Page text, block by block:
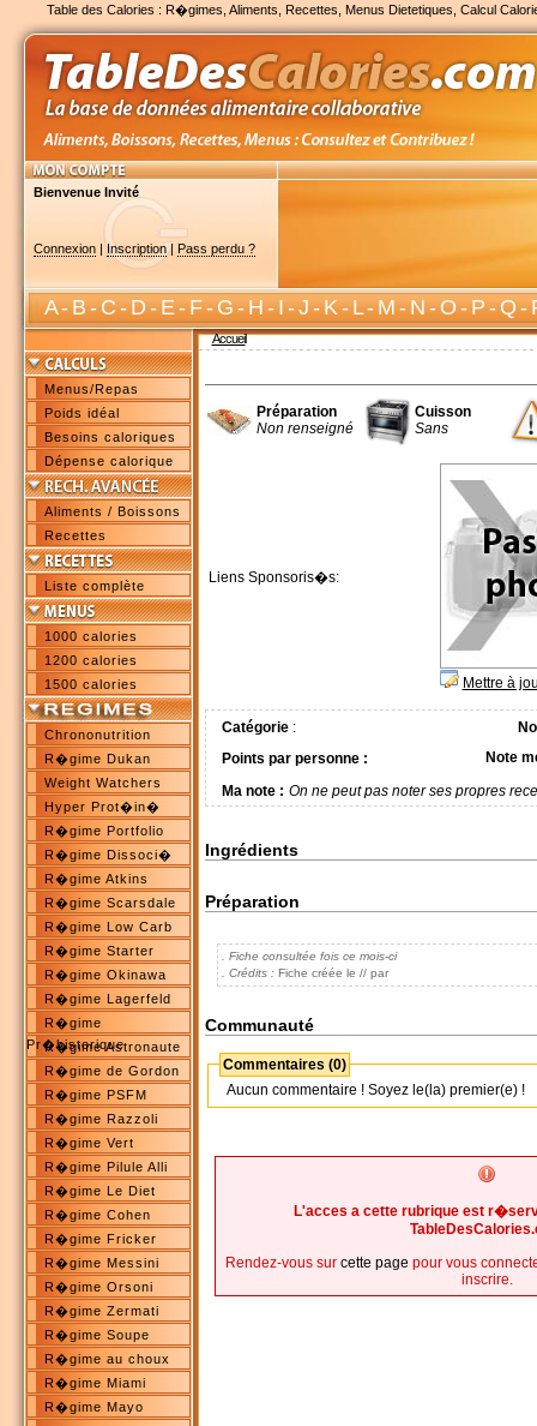
Table des Calories : R�gimes, Aliments, Recettes, Menus Dietetiques, Calcul
Bienvenue Invité
Connexion| Inscription| Pass perdu ?
A-B-C-D-E-F-G-H-I-J-K-L-M-N-O-P-Q-
Accueil
Menus/Repas
Poids idéal
Besoins caloriques
Dépense calorique
Aliments / Boissons
Recettes
Liste complète
1000 calories
1200 calories
1500 calories
Chrononutrition
R�gime Dukan
Weight Watchers
Hyper Prot�in�
R�gime Portfolio
R�gime Dissoci�
R�gime Atkins
R�gime Scarsdale
R�gime Low Carb
R�gime Starter
R�gime Okinawa
R�gime Lagerfeld
R�gime
Pr�historique
R�gime Astronaute
R�gime de Gordon
R�gime PSFM
R�gime Razzoli
R�gime Vert
R�gime Pilule Alli
R�gime Le Diet
R�gime Cohen
R�gime Fricker
R�gime Messini
R�gime Orsoni
R�gime Zermati
R�gime Soupe
R�gime au choux
R�gime Miami
R�gime Mayo
Préparation
Non renseigné
Cuisson
Sans
Liens Sponsoris�s:
Mettre à
Catégorie:
Points par personne :
Note
Ma note : On ne peut pas noter ses propres
Ingrédients
Préparation
. Fiche consultée fois ce mois-ci
. Crédits :Fiche créée le // par
Communauté
Commentaires (0)
Aucun commentaire ! Soyez le(la) premier(e) !
L'acces a cette rubrique est
Rendez-vous sur cette page pour vous
inscrire.